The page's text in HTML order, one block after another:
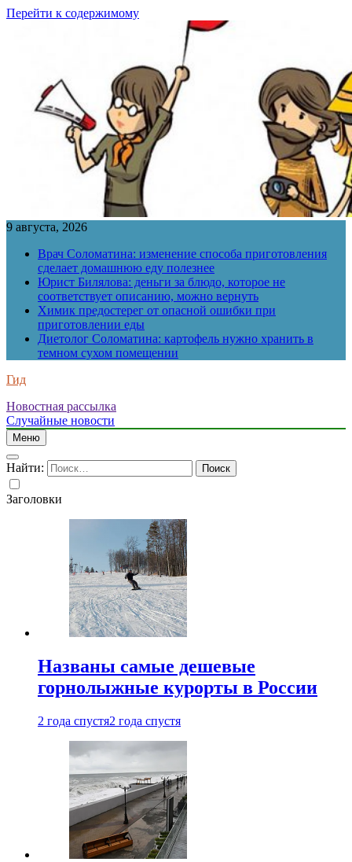
Перейти к содержимому
9 августа, 2026
Врач Соломатина: изменение способа приготовления
сделает домашнюю еду полезнее
Юрист Билялова: деньги за блюдо, которое не
соответствует описанию, можно вернуть
Химик предостерег от опасной ошибки при
приготовлении еды
Диетолог Соломатина: картофель нужно хранить в
темном сухом помещении
Гид
Новостная рассылка
Случайные новости
Меню
Найти:
Заголовки
Названы самые дешевые
горнолыжные курорты в России
2 года спустя2 года спустя